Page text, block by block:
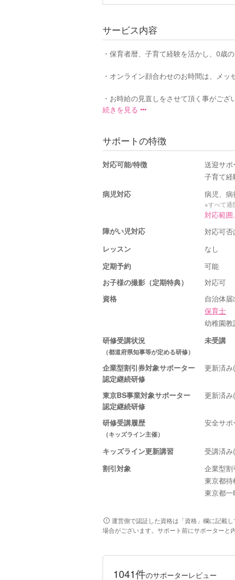
サービス内容
・保育者暦、子育て経験を活かし、0歳
・オンライン顔合わせのお時間は、メッ
・お時給の見直しをさせて頂く事がご
続きを見る
サポートの特徴
対応可能/特徴
送迎サポ
子育て経
病児対応
病児、
※すべて通
対応範囲
障がい児対応
対応可
レッスン
なし
定期予約
可能
お子様の撮影（定期特典）
対応可
資格
自治体
保育士
幼稚園教
研修受講状況
（都道府県知事等が定める研修）
未受講
企業型割引券対象サポーター
認定継続研修
更新済
東京BS事業対象サポーター
認定継続研修
更新済
研修受講履歴
（キッズライン主催）
安全サ
キッズライン更新講習
受講済
割引対象
企業型
東京都
東京都
運営側で認証した資格は「資格」欄に記載
場合がございます。サポート前にサポーターと
1041件のサポーターレビュー